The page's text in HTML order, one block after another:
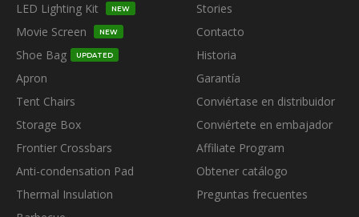
LED Lighting Kit NEW
Movie Screen NEW
Shoe Bag UPDATED
Apron
Tent Chairs
Storage Box
Frontier Crossbars
Anti-condensation Pad
Thermal Insulation
Stories
Contacto
Historia
Garantía
Conviértase en distribuidor
Conviértete en embajador
Affiliate Program
Obtener catálogo
Preguntas frecuentes